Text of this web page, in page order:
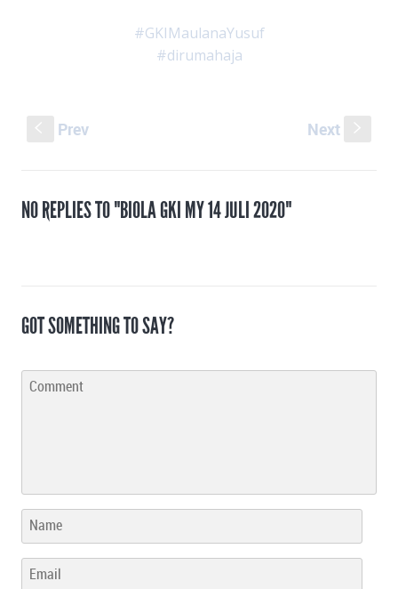
#GKIMaulanaYusuf
#dirumahaja
Prev Next
NO REPLIES TO "BIOLA GKI MY 14 JULI 2020"
GOT SOMETHING TO SAY?